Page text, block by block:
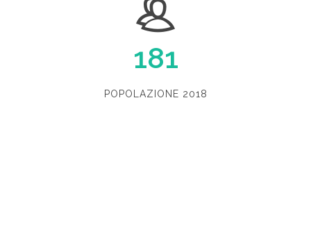
181
POPOLAZIONE 2018